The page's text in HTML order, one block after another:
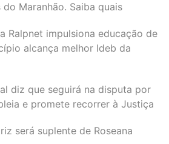
Maranhão. Saiba quais
Ralpnet impulsiona educação de
alcança melhor Ideb da
diz que seguirá na disputa por
e promete recorrer à Justiça
será suplente de Roseana